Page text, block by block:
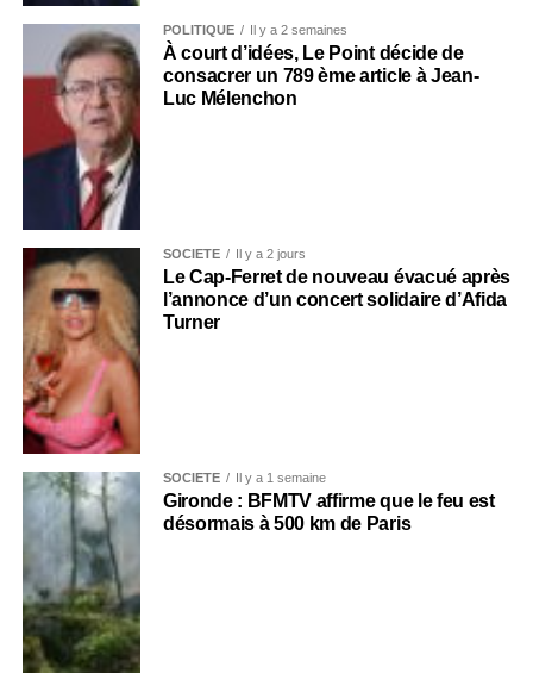
POLITIQUE Il y a 2 semaines
À court d’idées, Le Point décide de
consacrer un 789 ème article à Jean-
Luc Mélenchon
SOCIÉTÉ Il y a 2 jours
Le Cap-Ferret de nouveau évacué après
l’annonce d’un concert solidaire d’Afida
Turner
SOCIÉTÉ Il y a 1 semaine
Gironde : BFMTV affirme que le feu est
désormais à 500 km de Paris